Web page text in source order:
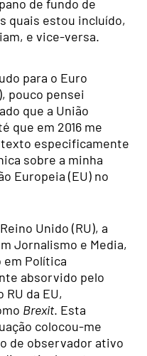
de fundo de
quais estou incluído,
e vice-versa.
para o Euro
pouco pensei
que a União
que em 2016 me
especificamente
sobre a minha
Europeia (EU) no
Unido (RU), a
Jornalismo e Media,
em Política
absorvido pelo
da EU,
Brexit. Esta
colocou-me
de observador ativo